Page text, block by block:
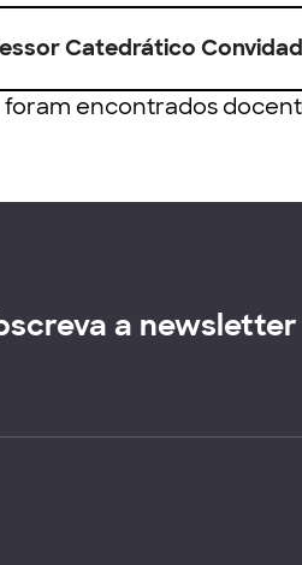
Catedrático
foram encontrados
a newsletter